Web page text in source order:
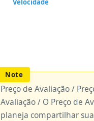
Preço de Avaliação /
Avaliação / O Preço de
planeja compartilhar